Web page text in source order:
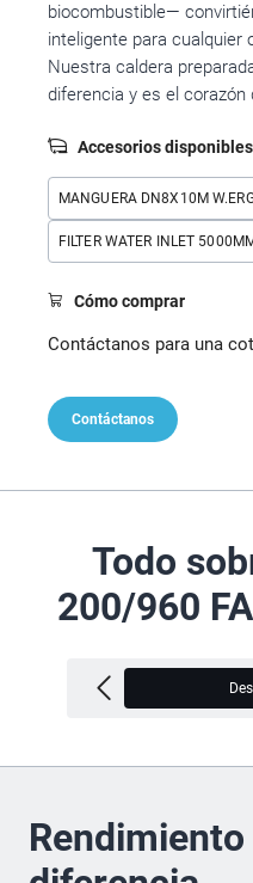
biocombustible—
inteligente para cualquier
Nuestra caldera
diferencia y es el corazón
Accesorios disponibles
MANGUERA DN8X10M
FILTER WATER INLET
Cómo comprar
Contáctanos para una
Contáctanos
Todo
200/960